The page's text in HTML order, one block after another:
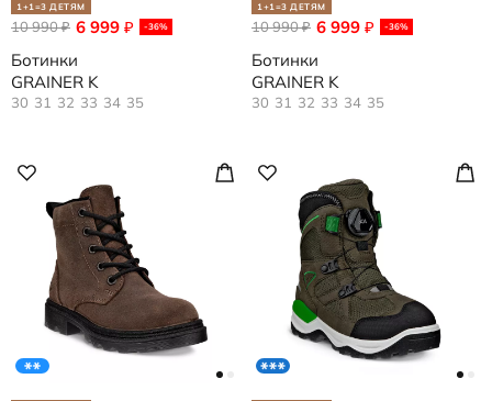
1+1=3 ДЕТЯМ
6 999 ₽ -36%
10 990₽
Ботинки
GRAINER K
30 31 32 33 34 35
1+1=3 ДЕТЯМ
6 999 ₽ -36%
10 990₽
Ботинки
GRAINER K
30 31 32 33 34 35